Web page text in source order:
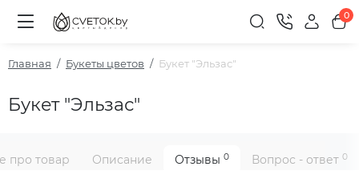
0
Главная Букеты цветов Букет "Эльзас"
Букет "Эльзас"
про товар Описание Отзывы 0 Вопрос - ответ 0